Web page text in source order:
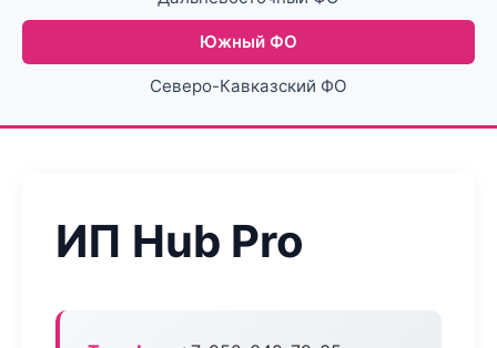
Южный ФО
Северо-Кавказский ФО
ИП Hub Pro